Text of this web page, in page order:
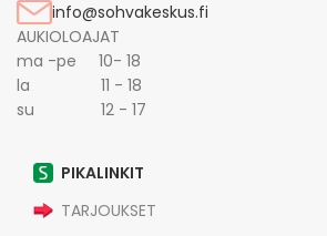
info@sohvakeskus.fi
AUKIOLOAJAT
ma -pe 10- 18
la 11 - 18
su 12 - 17
PIKALINKIT
TARJOUKSET